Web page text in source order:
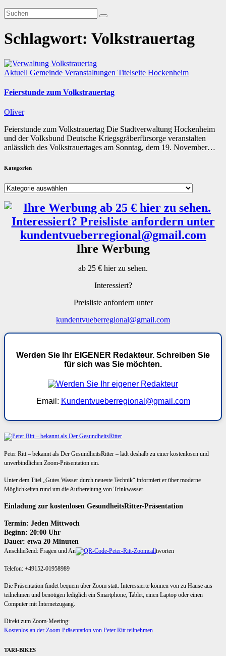
Schlagwort: Volkstrauertag
Aktuell Gemeinde Veranstaltungen Titelseite Hockenheim
Feierstunde zum Volkstrauertag
Oliver
Feierstunde zum Volkstrauertag Die Stadtverwaltung Hockenheim
und der Volksbund Deutsche Kriegsgräberfürsorge veranstalten
anlässlich des Volkstrauertages am Sonntag, dem 19. November…
Kategorien
Kategorien
Ihre Werbung
ab 25 € hier zu sehen.
Interessiert?
Preisliste anfordern unter
kundentvueberregional@gmail.com
Werden Sie Ihr EIGENER Redakteur. Schreiben Sie
für sich was Sie möchten.
Email: Kundentvueberregional@gmail.com
Peter Ritt – bekannt als Der GesundheitsRitter – lädt deshalb zu einer kostenlosen und
unverbindlichen Zoom-Präsentation ein.
Unter dem Titel „Gutes Wasser durch neueste Technik“ informiert er über moderne
Möglichkeiten rund um die Aufbereitung von Trinkwasser.
Einladung zur kostenlosen GesundheitsRitter-Präsentation
Termin: Jeden Mittwoch
Beginn: 20:00 Uhr
Dauer: etwa 20 Minuten
Anschließend: Fragen und An tworten
Telefon: +49152-01958989
Die Präsentation findet bequem über Zoom statt. Interessierte können von zu Hause aus
teilnehmen und benötigen lediglich ein Smartphone, Tablet, einen Laptop oder einen
Computer mit Internetzugang.
Direkt zum Zoom-Meeting:
Kostenlos an der Zoom-Präsentation von Peter Ritt teilnehmen
TARI-BIKES